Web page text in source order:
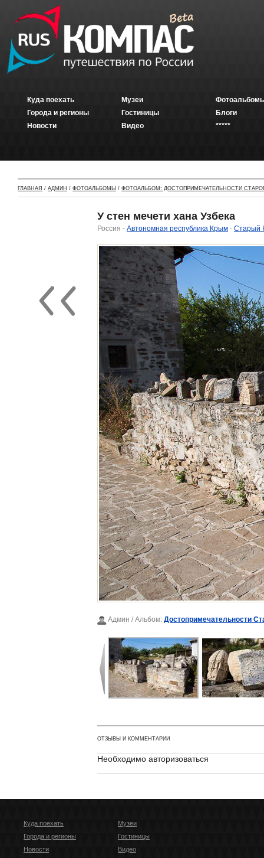
Куда поехать
Города и регионы
Новости
Музеи
Гостиницы
Видео
Блоги
*****
ГЛАВНАЯ / АДМИН / ФОТОАЛЬБОМЫ / ФОТОАЛЬБОМ: ДОСТОПРИМЕЧАТЕЛЬНОСТИ
У стен мечети хана Узбека
Россия - Автономная республика Крым - Старый
Админ / Альбом: Достопримечательности
ОТЗЫВЫ И КОММЕНТАРИИ
Необходимо авторизоваться
Куда поехать
Города и регионы
Новости
Музеи
Гостиницы
Видео